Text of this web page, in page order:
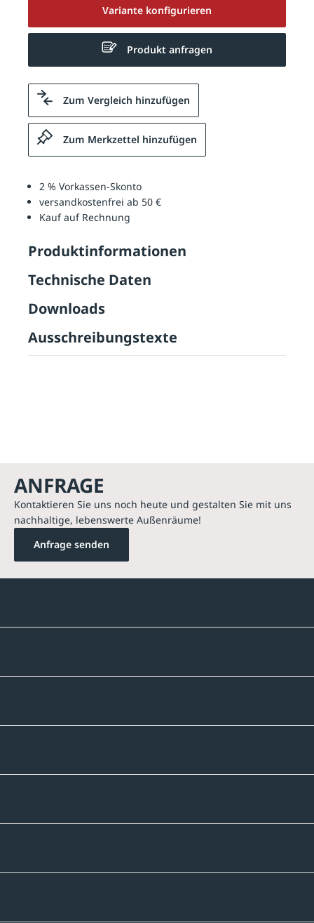
Variante konfigurieren
Produkt anfragen
Zum Vergleich hinzufügen
Zum Merkzettel hinzufügen
2 % Vorkassen-Skonto
versandkostenfrei ab 50 €
Kauf auf Rechnung
Produktinformationen
Technische Daten
Downloads
Ausschreibungstexte
ANFRAGE
Kontaktieren Sie uns noch heute und gestalten Sie mit uns
nachhaltige, lebenswerte Außenräume!
Anfrage senden